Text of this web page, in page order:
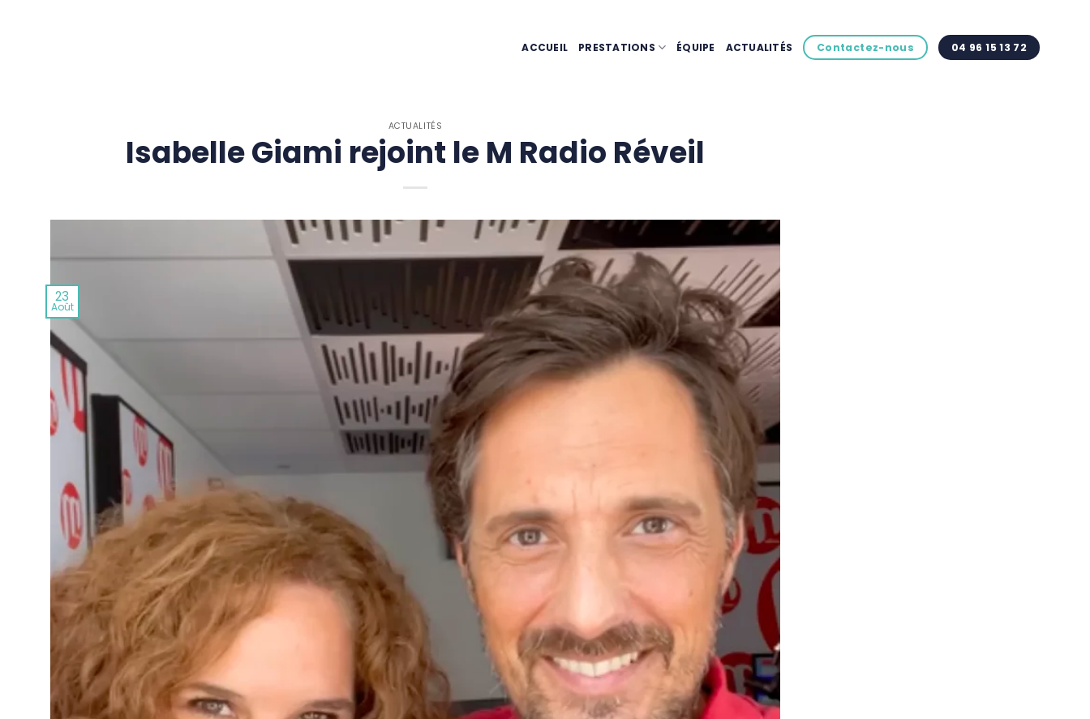
ACCUEIL PRESTATIONS ÉQUIPE ACTUALITÉS Contactez-nous 04 96 15 13 72
ACTUALITÉS
Isabelle Giami rejoint le M Radio Réveil
23
Août